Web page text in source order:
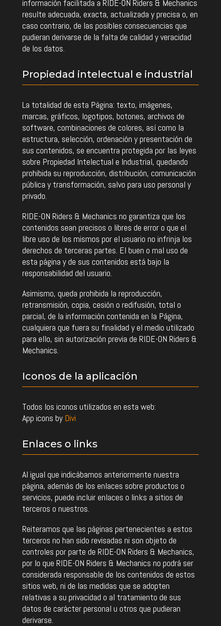
información facilitada a RIDE-ON Riders & Mechanics
resulte adecuada, exacta, actualizada y precisa o, en
caso contrario, de las posibles consecuencias que
pudieran derivarse de la falta de calidad y veracidad
de los datos.
Propiedad intelectual e industrial
La totalidad de esta Página: texto, imágenes,
marcas, gráficos, logotipos, botones, archivos de
software, combinaciones de colores, así como la
estructura, selección, ordenación y presentación de
sus contenidos, se encuentra protegida por las leyes
sobre Propiedad Intelectual e Industrial, quedando
prohibida su reproducción, distribución, comunicación
pública y transformación, salvo para uso personal y
privado.
RIDE-ON Riders & Mechanics no garantiza que los
contenidos sean precisos o libres de error o que el
libre uso de los mismos por el usuario no infrinja los
derechos de terceras partes. El buen o mal uso de
esta página y de sus contenidos está bajo la
responsabilidad del usuario.
Asimismo, queda prohibida la reproducción,
retransmisión, copia, cesión o redifusión, total o
parcial, de la información contenida en la Página,
cualquiera que fuera su finalidad y el medio utilizado
para ello, sin autorización previa de RIDE-ON Riders &
Mechanics.
Iconos de la aplicación
Todos los iconos utilizados en esta web:
App icons byDivi
Enlaces o links
Al igual que indicábamos anteriormente nuestra
página, además de los enlaces sobre productos o
servicios, puede incluir enlaces o links a sitios de
terceros o nuestros.
Reiteramos que las páginas pertenecientes a estos
terceros no han sido revisadas ni son objeto de
controles por parte de RIDE-ON Riders & Mechanics,
por lo que RIDE-ON Riders & Mechanics no podrá ser
considerada responsable de los contenidos de estos
sitios web, ni de las medidas que se adopten
relativas a su privacidad o al tratamiento de sus
datos de carácter personal u otros que pudieran
derivarse.